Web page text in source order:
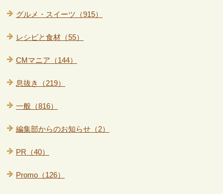
グルメ・スイーツ（915）
レシピと食材（55）
CMマニア（144）
息抜き（219）
一般（816）
編集部からのお知らせ（2）
PR（40）
Promo（126）